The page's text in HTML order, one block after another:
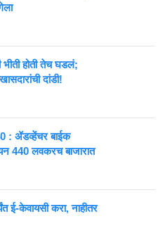
होती तेच घडलं;
दांडी!
: ॲडव्हेंचर बाईक
440 लवकरच बाजारात
केवायसी करा, नाहीतर